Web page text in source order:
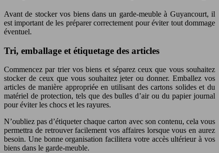
Avant de stocker vos biens dans un garde-meuble à Guyancourt, il
est important de les préparer correctement pour éviter tout dommage
éventuel.
Tri, emballage et étiquetage des articles
Commencez par trier vos biens et séparez ceux que vous souhaitez
stocker de ceux que vous souhaitez jeter ou donner. Emballez vos
articles de manière appropriée en utilisant des cartons solides et du
matériel de protection, tels que des bulles d’air ou du papier journal
pour éviter les chocs et les rayures.
N’oubliez pas d’étiqueter chaque carton avec son contenu, cela vous
permettra de retrouver facilement vos affaires lorsque vous en aurez
besoin. Une bonne organisation facilitera votre accès ultérieur à vos
biens dans le garde-meuble.